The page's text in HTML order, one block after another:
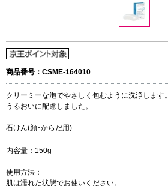
商品番号：CSME-164010
クリーミーな泡でやさしく包むように洗浄します。
うるおいに配慮しました。
石けん(顔･からだ用)
内容量：150g
使用方法：
肌は濡れた状態でお使いください。